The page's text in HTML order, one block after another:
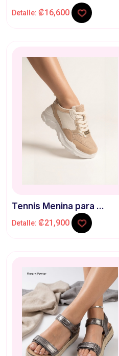
Detalle: ₡16,600
Tennis Menina para ...
Detalle: ₡21,900